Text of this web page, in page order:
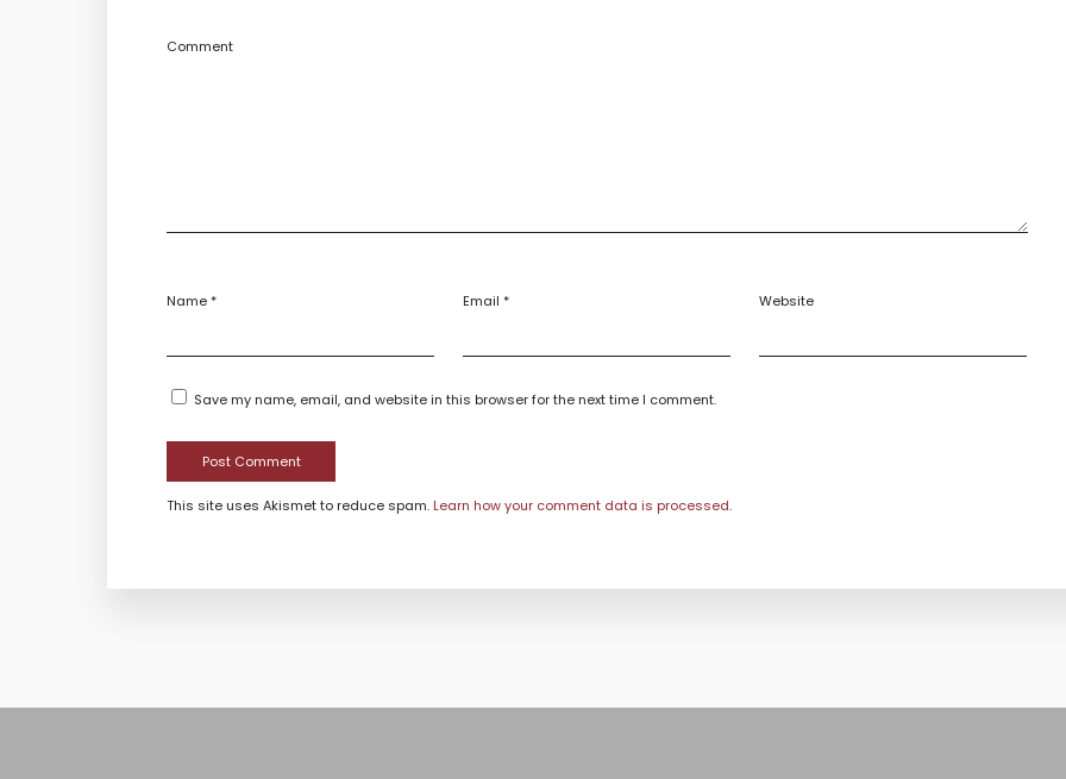
Comment
Name* Email * Website
Save my name, email, and website in this browser for the next time I comment.
This site uses Akismet to reduce spam. Learn how your comment data is processed.